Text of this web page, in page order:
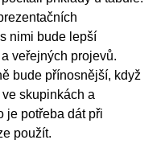
nimi bude lepší
veřejných projevů.
bude přínosnější, když
skupinkách a
je potřeba dát při
použít.